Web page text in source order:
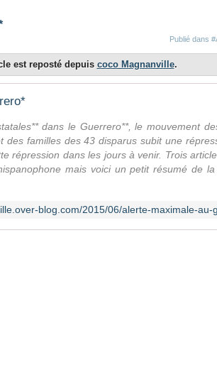
Publié dans
est reposté depuis coco Magnanville.
dans le Guerrero**, le mouvement
des familles des 43 disparus subit une
répression dans les jours à venir. Trois
mais voici un petit résumé de
blog.com/2015/06/alerte-maximale-au-